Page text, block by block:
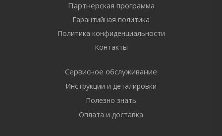
Партнерская программа
Гарантийная политика
Политика конфиденциальности
Контакты
Сервисное обслуживание
Инструкции и деталировки
Полезно знать
Оплата и доставка